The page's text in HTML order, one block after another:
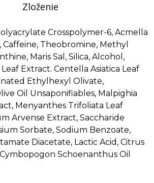
Zloženie
Crosspolymer-6, Acmella
Caffeine, Theobromine, Methyl
Maris Sal, Silica, Alcohol,
Leaf Extract. Centella Asiatica Leaf
Ethylhexyl Olivate,
Oil Unsaponifiables, Malpighia
Menyanthes Trifoliata Leaf
Arvense Extract, Saccharide
Sorbate, Sodium Benzoate,
Diacetate, Lactic Acid, Citrus
Schoenanthus Oil